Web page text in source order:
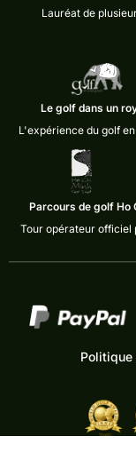
Lauréat de
Le golf dans un
L'expérience du golf
Parcours de golf Ho
Tour opérateur officiel